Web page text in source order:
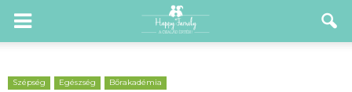
Szépség Egészség Bőrakadémia